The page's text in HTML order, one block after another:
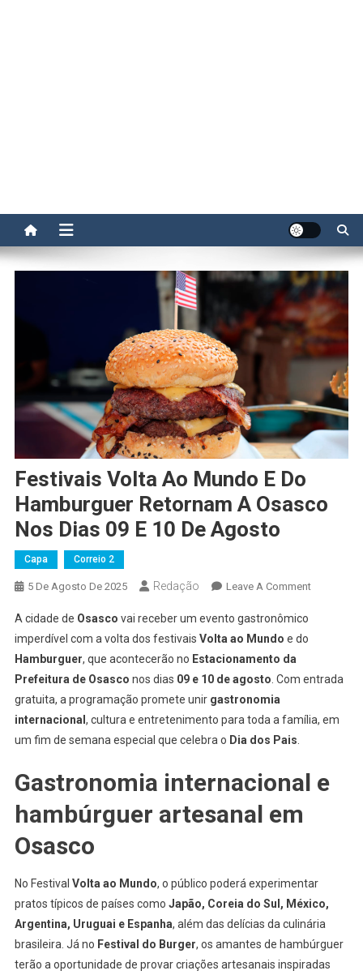
Festivais Volta Ao Mundo E Do
Hamburguer Retornam A Osasco
Nos Dias 09 E 10 De Agosto
Capa Correio 2
5 De Agosto De 2025 Redação Leave A CommentOn
E
Osasco
Nos
De
Agosto
A cidade de Osasco vai receber um evento gastronômico
imperdível com a volta dos festivais Volta ao Mundo e do
Hamburguer, que acontecerão no Estacionamento da
Prefeitura de Osasco nos dias 09 e 10 de agosto . Com entrada
gratuita, a programação promete unir gastronomia
internacional , cultura e entretenimento para toda a família, em
um fim de semana especial que celebra o Dia dos Pais
Gastronomia internacional e
hambúrguer artesanal em
Osasco
No Festival Volta ao Mundo, o público poderá experimentar
pratos típicos de países como Japão, Coreia do Sul, México,
Argentina, Uruguai e Espanha, além das delícias da culinária
brasileira. Já no Festival do Burger, os amantes de hambúrguer
terão a oportunidade de provar criações artesanais inspiradas